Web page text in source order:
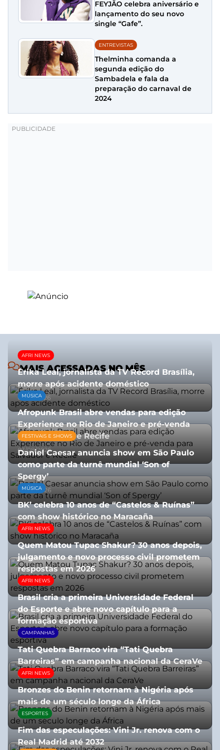
FEYJÃO celebra aniversário e
lançamento do seu novo
single “Gafe”.
ENTREVISTAS
Thelminha comanda a
segunda edição do
Sambadela e fala da
preparação do carnaval de
2024
MAIS ACESSADAS NO MÊS
AFRI NEWS
Érika Leal, jornalista da TV Record Brasília,
morre após acidente doméstico
08/07/2026
MÚSICA
Afropunk Brasil abre vendas para edição
Experience no Rio de Janeiro e pré-venda
para Salvador e Recife
03/08/2026
FESTIVAIS E SHOWS
Daniel Caesar anuncia show em São Paulo
como parte da turnê mundial ‘Son of
Spergy’
05/08/2026
MÚSICA
BK’ celebra 10 anos de “Castelos & Ruínas”
com show histórico no Maracaña
06/08/2026
AFRI NEWS
Quem Matou Tupac Shakur? 30 anos depois,
julgamento e novo processo civil prometem
respostas em 2026
05/08/2026
AFRI NEWS
Brasil cria a primeira Universidade Federal
do Esporte e abre novo capítulo para a
formação esportiva
08/07/2026
CAMPANHAS
Tati Quebra Barraco vira “Tati Quebra
Barreiras” em campanha nacional da CeraVe
08/07/2026
AFRI NEWS
Bronzes do Benin retornam à Nigéria após
mais de um século longe da África
08/07/2026
ESPORTES
Fim das especulações: Vini Jr. renova com o
Real Madrid até 2032